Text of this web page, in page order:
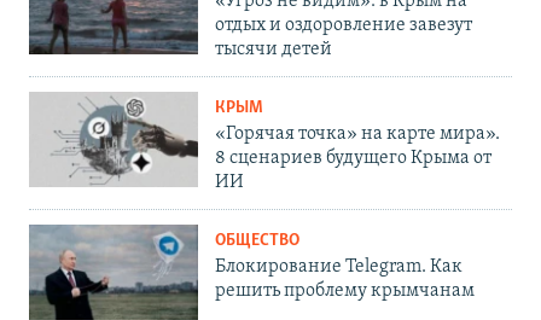
отдых и оздоровление завезут
тысячи детей
КРЫМ
«Горячая точка» на карте мира».
8 сценариев будущего Крыма от
ИИ
ОБЩЕСТВО
Блокирование Telegram. Как
решить проблему крымчанам